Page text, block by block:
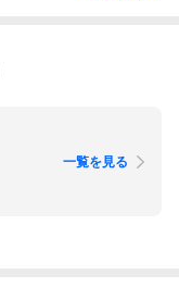
一覧を見る